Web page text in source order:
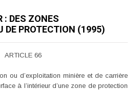
: DES ZONES
DE PROTECTION (1995)
ARTICLE 66
ou d’exploitation minière et de carrière
à l’intérieur d’une zone de protection